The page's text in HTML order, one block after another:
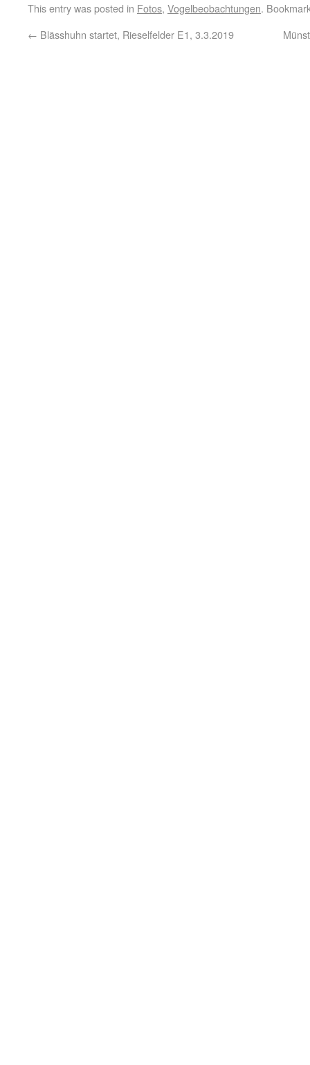
This entry was posted in Fotos, Vogelbeobachtungen.
← Blässhuhn startet, Rieselfelder E1, 3.3.2019